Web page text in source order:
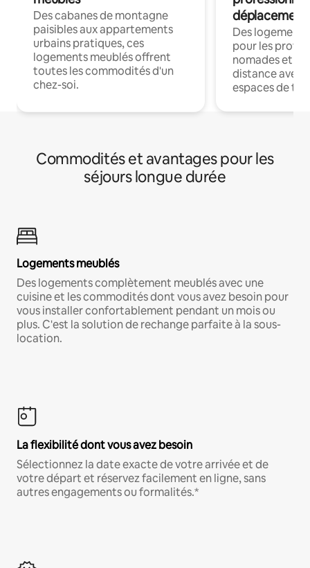
Des cabanes de montagne
paisibles aux appartements
urbains pratiques, ces
logements meublés offrent
toutes les commodités d'un
chez-soi.
déplacement
Des
pour les
nomades et
distance avec
espaces de
Commodités et avantages pour les
séjours longue durée
Logements meublés
Des logements complètement meublés avec une
cuisine et les commodités dont vous avez besoin pour
vous installer confortablement pendant un mois ou
plus. C'est la solution de rechange parfaite à la sous-
location.
La flexibilité dont vous avez besoin
Sélectionnez la date exacte de votre arrivée et de
votre départ et réservez facilement en ligne, sans
autres engagements ou formalités.*